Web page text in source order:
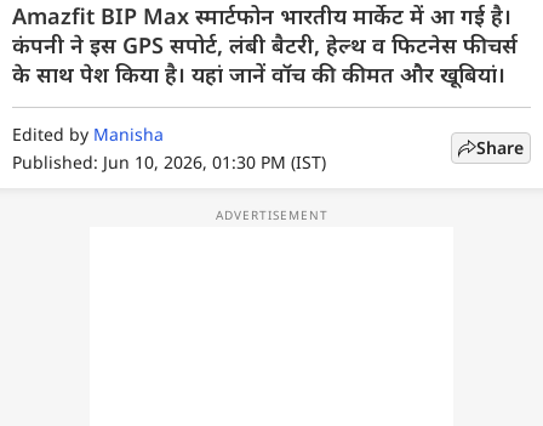
न्यूज़
रिव्यू
मोबाइल फोन्स
गेमिंग
Amazfit BIP Max स्मार्टफोन भारतीय मार्केट में आ गई है।
कंपनी ने इस GPS सपोर्ट, लंबी बैटरी, हेल्थ व फिटनेस फीचर्स
के साथ पेश किया है। यहां जानें वॉच की कीमत और खूबियां।
Edited by Manisha
Published: Jun 10, 2026, 01:30 PM (IST)
Share